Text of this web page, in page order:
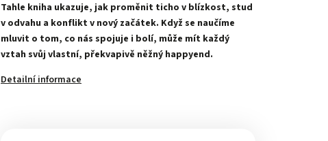
Tahle kniha ukazuje, jak proměnit ticho v blízkost, stud
v odvahu a konflikt v nový začátek. Když se naučíme
mluvit o tom, co nás spojuje i bolí, může mít každý
vztah svůj vlastní, překvapivě něžný happyend.
Detailní informace